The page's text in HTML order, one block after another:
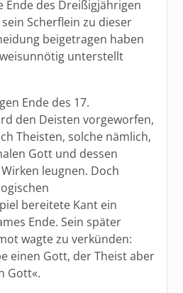
Ende des Dreißigjährigen
Scherflein zu dieser
beigetragen haben
unterstellt
Ende des 17.
den Deisten vorgeworfen,
Theisten, solche nämlich,
Gott und dessen
leugnen. Doch
bereitete Kant ein
Ende. Sein später
wagte zu verkünden:
einen Gott, der Theist aber
Gott«.